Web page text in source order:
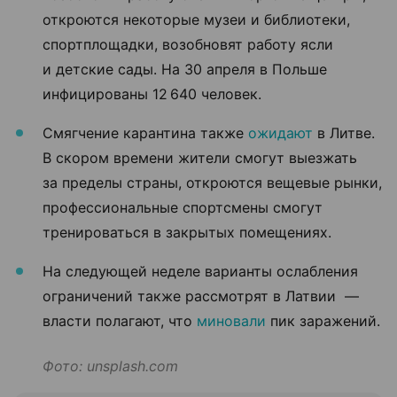
откроются некоторые музеи и библиотеки,
спортплощадки, возобновят работу ясли
и детские сады. На 30 апреля в Польше
инфицированы 12 640 человек.
Смягчение карантина также ожидают в Литве.
В скором времени жители смогут выезжать
за пределы страны, откроются вещевые рынки,
профессиональные спортсмены смогут
тренироваться в закрытых помещениях.
На следующей неделе варианты ослабления
ограничений также рассмотрят в Латвии —
власти полагают, что миновали пик заражений.
Фото: unsplash.com